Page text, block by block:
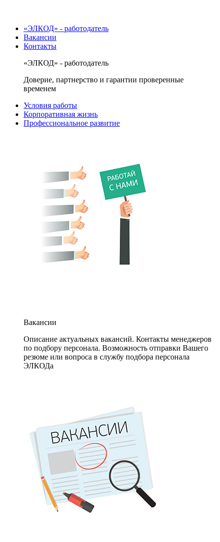
«ЭЛКОД» - работодатель
Вакансии
Контакты
«ЭЛКОД» - работодатель
Доверие, партнерство и гарантии проверенные
временем
Условия работы
Корпоративная жизнь
Профессиональное развитие
Вакансии
Описание актуальных вакансий. Контакты менеджеров
по подбору персонала. Возможность отправки Вашего
резюме или вопроса в службу подбора персонала
ЭЛКОДа